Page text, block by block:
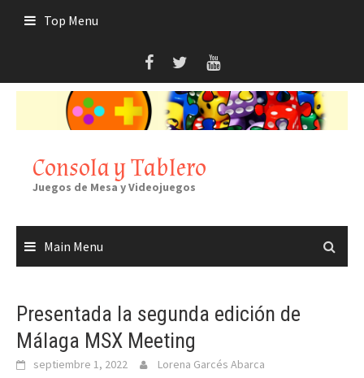
Top Menu
Consola y Tablero
Juegos de Mesa y Videojuegos
Main Menu
Presentada la segunda edición de
Málaga MSX Meeting
septiembre 1, 2022 Lorena Garcés Abarca